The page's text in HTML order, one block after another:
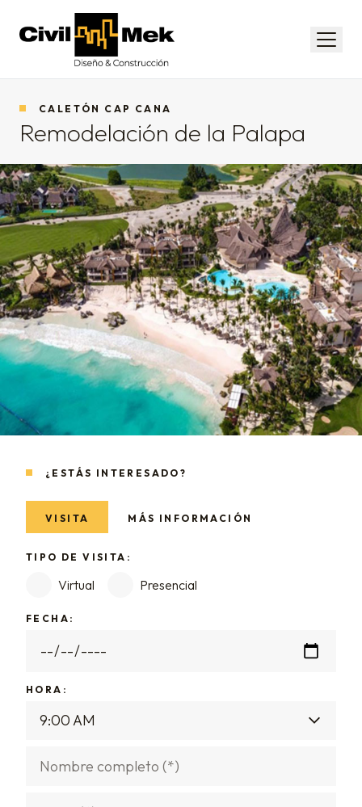
Civil-Mek
Menú
CALETÓN CAP CANA
Remodelación de la Palapa
¿ESTÁS INTERESADO?
VISITA MÁS INFORMACIÓN
TIPO DE VISITA:
Virtual Presencial
FECHA:
HORA: